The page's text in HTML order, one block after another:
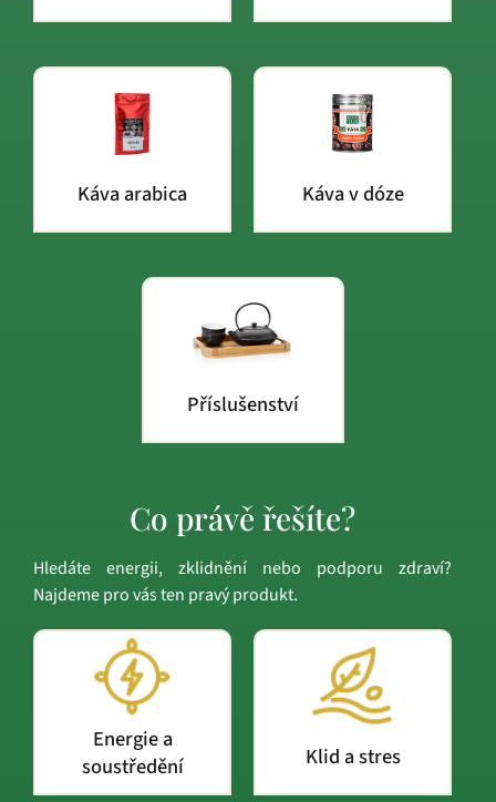
Káva arabica Káva v dóze
Příslušenství
Co právě řešíte?
Hledáte energii, zklidnění nebo podporu zdraví?
Najdeme pro vás ten pravý produkt.
Energie a
soustředění
Klid a stres